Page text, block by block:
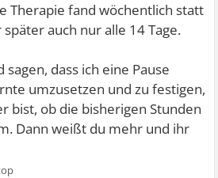
Therapie fand wöchentlich statt
auch nur alle 14 Tage.
dass ich eine Pause
umzusetzen und zu festigen,
bist, ob die bisherigen Stunden
Dann weißt du mehr und ihr